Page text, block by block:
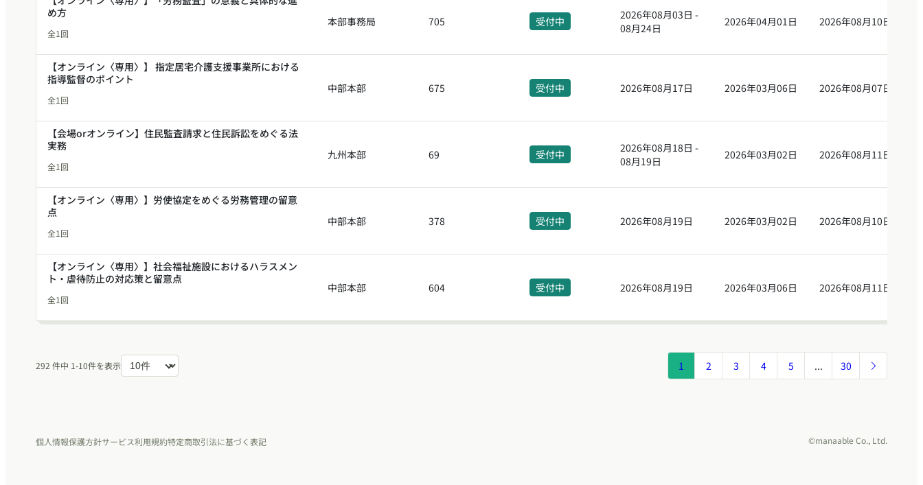
め方
全1回
本部事務局 705 受付中
2026年08月03日 -
08月24日
2026年04月01日 2026年08月10日
【オンライン〈専用〉】 指定居宅介護支援事業所における
指導監督のポイント
全1回
中部本部 675 受付中 2026年08月17日 2026年03月06日 2026年08月07日
【会場orオンライン】住民監査請求と住民訴訟をめぐる法
実務
全1回
九州本部 69 受付中
2026年08月18日 -
08月19日
2026年03月02日 2026年08月11日
【オンライン〈専用〉】労使協定をめぐる労務管理の留意
点
全1回
中部本部 378 受付中 2026年08月19日 2026年03月02日 2026年08月10日
【オンライン〈専用〉】社会福祉施設におけるハラスメン
ト・虐待防止の対応策と留意点
全1回
中部本部 604 受付中 2026年08月19日 2026年03月06日 2026年08月11日
292 件中 1-10件を表示 1 2 3 4 5 ... 30
個人情報保護方針サービス利用規約特定商取引法に基づく表記 ©manaable Co., Ltd.